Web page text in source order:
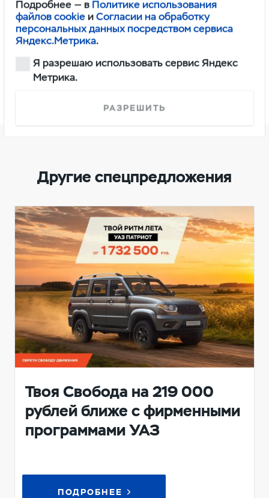
- я все прощу» невозможно.
Подробности акции уточняйте в
дилерских центрах.
Другие спецпредложения
Твоя Свобода на 219 000
рублей ближе с фирменными
программами УАЗ
ПОДРОБНЕЕ
Подробнее — в Политике использования
файлов cookie иСогласии на обработку
персональных данных посредством сервиса
Яндекс.Метрика.
Я разрешаю использовать сервис Яндекс
Метрика.
РАЗРЕШИТЬ